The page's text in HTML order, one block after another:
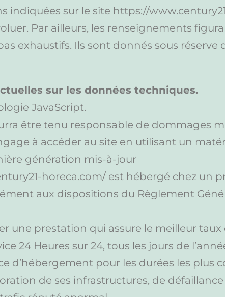
indiquées sur le site https://
Par ailleurs, les renseignements
exhaustifs. Ils sont donnés sous
sur les données techniques.
JavaScript.
être tenu responsable de dommages
à accéder au site en utilisant un
génération mis-à-jour
horeca.com/ est hébergé chez un
aux dispositions du Règlement
une prestation qui assure le meilleur taux
24 Heures sur 24, tous les jours de
d’hébergement pour les durées les plus
de ses infrastructures, de